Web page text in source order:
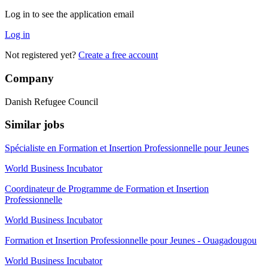
Log in to see the application email
Log in
Not registered yet? Create a free account
Company
Danish Refugee Council
Similar jobs
Spécialiste en Formation et Insertion Professionnelle pour Jeunes
World Business Incubator
Coordinateur de Programme de Formation et Insertion
Professionnelle
World Business Incubator
Formation et Insertion Professionnelle pour Jeunes - Ouagadougou
World Business Incubator